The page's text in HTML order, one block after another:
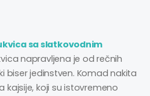
sa slatkovodnim
napravljena je od rečnih
biser jedinstven. Komad nakita
koji su istovremeno